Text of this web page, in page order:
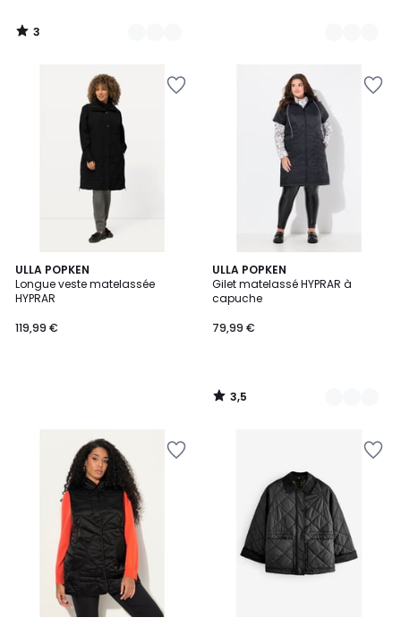
3
/
ULLA POPKEN
Longue veste matelassée
HYPRAR
119,99 €
ULLA POPKEN
Gilet matelassé HYPRAR à
capuche
79,99 €
3,5
/ 5
4
Couleurs
3,5
/